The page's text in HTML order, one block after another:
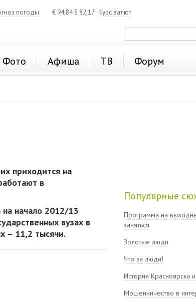
погоды € 94,84$ 82,17 Курс валют
Фото Афиша ТВ Форум
приходится на
в
начало 2012/13
вузах в
– 11,2 тысячи.
Популярные
Программа на
заняться
Золотые люди
Что за люди!
История Красноярска
Мошенничество в